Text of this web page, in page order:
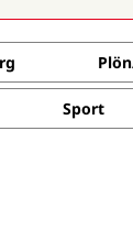
Sport